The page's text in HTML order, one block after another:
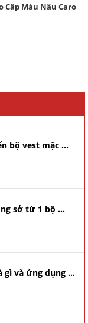
Cấp Màu Nâu Caro
bộ vest mặc ...
sở từ 1 bộ ...
gì và ứng dụng ...